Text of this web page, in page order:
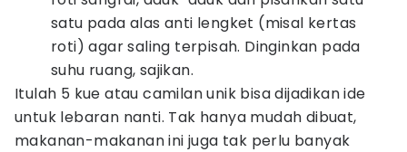
satu pada alas anti lengket (misal kertas
roti) agar saling terpisah. Dinginkan pada
suhu ruang, sajikan.
Itulah 5 kue atau camilan unik bisa dijadikan ide
untuk lebaran nanti. Tak hanya mudah dibuat,
makanan-makanan ini juga tak perlu banyak